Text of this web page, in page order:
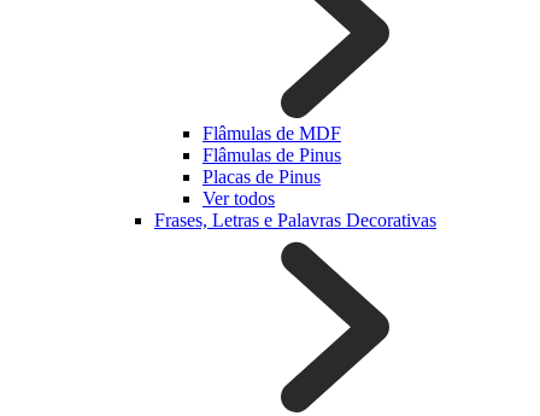
Flâmulas de MDF
Flâmulas de Pinus
Placas de Pinus
Ver todos
Frases, Letras e Palavras Decorativas